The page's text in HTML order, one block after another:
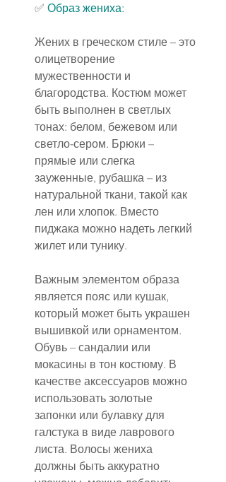
✅ Образ жениха:
Жених в греческом стиле – это
олицетворение
мужественности и
благородства. Костюм может
быть выполнен в светлых
тонах: белом, бежевом или
светло-сером. Брюки –
прямые или слегка
зауженные, рубашка – из
натуральной ткани, такой как
лен или хлопок. Вместо
пиджака можно надеть легкий
жилет или тунику.
Важным элементом образа
является пояс или кушак,
который может быть украшен
вышивкой или орнаментом.
Обувь – сандалии или
мокасины в тон костюму. В
качестве аксессуаров можно
использовать золотые
запонки или булавку для
галстука в виде лаврового
листа. Волосы жениха
должны быть аккуратно